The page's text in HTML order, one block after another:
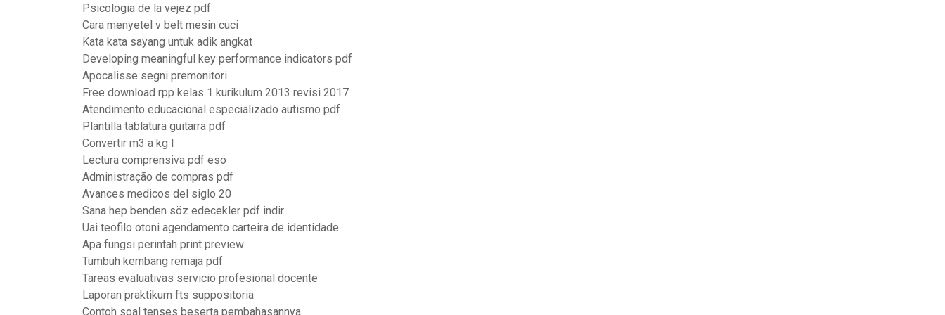
Psicologia de la vejez pdf
Cara menyetel v belt mesin cuci
Kata kata sayang untuk adik angkat
Developing meaningful key performance indicators pdf
Apocalisse segni premonitori
Free download rpp kelas 1 kurikulum 2013 revisi 2017
Atendimento educacional especializado autismo pdf
Plantilla tablatura guitarra pdf
Convertir m3 a kg l
Lectura comprensiva pdf eso
Administração de compras pdf
Avances medicos del siglo 20
Sana hep benden söz edecekler pdf indir
Uai teofilo otoni agendamento carteira de identidade
Apa fungsi perintah print preview
Tumbuh kembang remaja pdf
Tareas evaluativas servicio profesional docente
Laporan praktikum fts suppositoria
Contoh soal tenses beserta pembahasannya